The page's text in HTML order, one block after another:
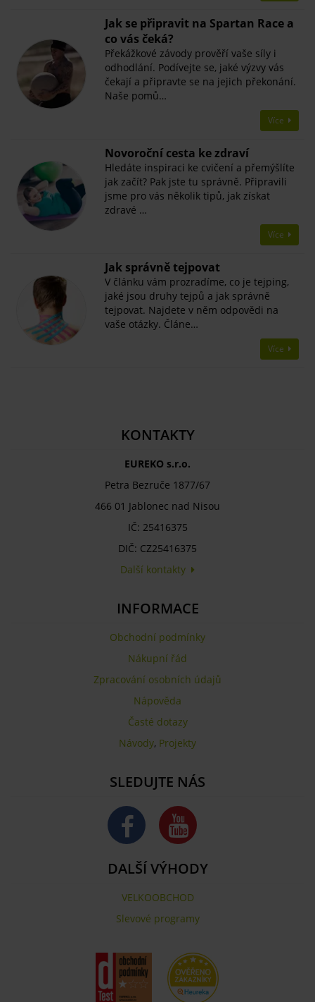
Jak se připravit na Spartan Race a
co vás čeká?
Překážkové závody prověří vaše síly i
odhodlání. Podívejte se, jaké výzvy vás
čekají a připravte se na jejich překonání.
Naše pomů…
Více
Novoroční cesta ke zdraví
Hledáte inspiraci ke cvičení a přemýšlíte
jak začít? Pak jste tu správně. Připravili
jsme pro vás několik tipů, jak získat
zdravé …
Více
Jak správně tejpovat
V článku vám prozradíme, co je tejping,
jaké jsou druhy tejpů a jak správně
tejpovat. Najdete v něm odpovědi na
vaše otázky. Článe…
Více
KONTAKTY
EUREKO s.r.o.
Petra Bezruče 1877/67
466 01 Jablonec nad Nisou
IČ: 25416375
DIČ: CZ25416375
Další kontakty
INFORMACE
Obchodní podmínky
Nákupní řád
Zpracování osobních údajů
Nápověda
Časté dotazy
Návody, Projekty
SLEDUJTE NÁS
DALŠÍ VÝHODY
VELKOOBCHOD
Slevové programy